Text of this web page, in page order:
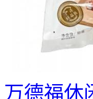
万德福休